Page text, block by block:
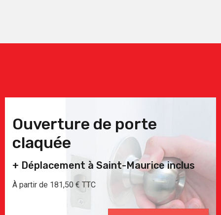
Ouverture de porte
claquée
+ Déplacement à Saint-Maurice inclus
À partir de 181,50 € TTC